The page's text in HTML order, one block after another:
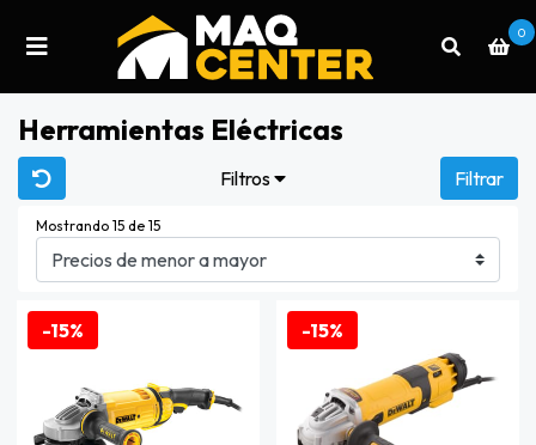
0
Herramientas Eléctricas
Filtros Filtrar
Mostrando 15 de 15
-15% -15%